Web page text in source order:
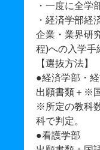
・一度に全学
・経済学部経
企業・業界研
程)への入学手
【選抜方法】
●経済学部・
出願書類＋※
※所定の教科
科で判定。
●看護学部